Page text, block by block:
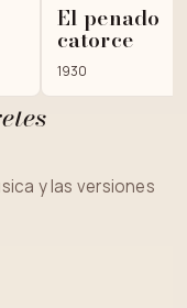
El penado
catorce
1930
y las versiones